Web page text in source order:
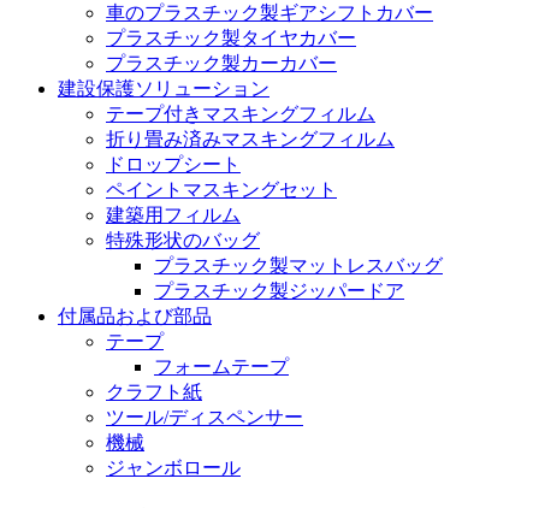
車のプラスチック製ギアシフトカバー
プラスチック製タイヤカバー
プラスチック製カーカバー
建設保護ソリューション
テープ付きマスキングフィルム
折り畳み済みマスキングフィルム
ドロップシート
ペイントマスキングセット
建築用フィルム
特殊形状のバッグ
プラスチック製マットレスバッグ
プラスチック製ジッパードア
付属品および部品
テープ
フォームテープ
クラフト紙
ツール/ディスペンサー
機械
ジャンボロール